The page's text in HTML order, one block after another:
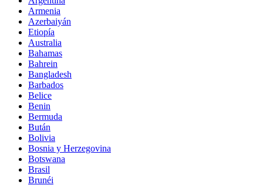
Armenia
Azerbaiyán
Etiopía
Australia
Bahamas
Bahrein
Bangladesh
Barbados
Belice
Benin
Bermuda
Bután
Bolivia
Bosnia y Herzegovina
Botswana
Brasil
Brunéi